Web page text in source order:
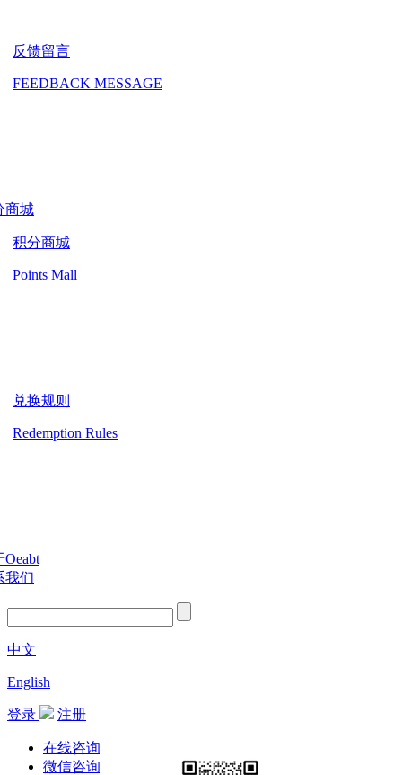
反馈留言
FEEDBACK MESSAGE
商城
积分商城
Points Mall
兑换规则
Redemption Rules
Oeabt
我们
中文
English
登录 注册
在线咨询
微信咨询